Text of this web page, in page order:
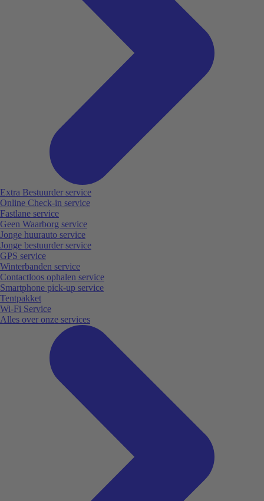
Extra Bestuurder service
Online Check-in service
Fastlane service
Geen Waarborg service
Jonge huurauto service
Jonge bestuurder service
GPS service
Winterbanden service
Contactloos ophalen service
Smartphone pick-up service
Tentpakket
Wi-Fi Service
Alles over onze services